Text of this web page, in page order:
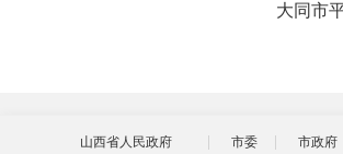
大同市
山西省人民政府 市委 市政府